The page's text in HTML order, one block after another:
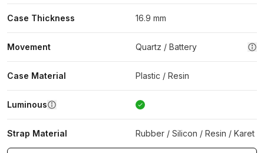
Case Thickness 16.9 mm
Movement Quartz / Battery
Case Material Plastic / Resin
Luminous
Strap Material Rubber / Silicon / Resin / Karet